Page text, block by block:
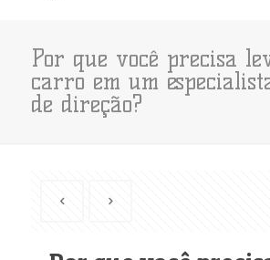
Por que você precisa
carro em um
de direção?